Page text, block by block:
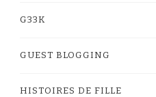
G33K
GUEST BLOGGING
HISTOIRES DE FILLE